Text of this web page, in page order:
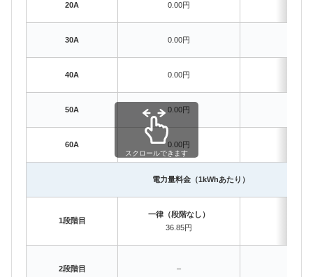
20A 0.00円
30A 0.00円
40A 0.00円
50A 0.00円
60A 0.00円
電力量料金（1kWhあたり）
1段階目
一律（段階なし）
36.85円
2段階目 –
スクロールできます